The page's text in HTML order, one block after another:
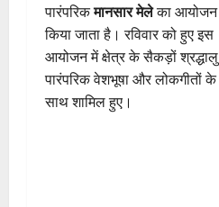
पारंपरिकमानसार मेलेका आयोजन
किया जाता है। रविवार को हुए इस
आयोजन में क्षेत्र के सैकड़ों श्रद्धालु
पारंपरिक वेशभूषा और लोकगीतों के
साथ शामिल हुए।